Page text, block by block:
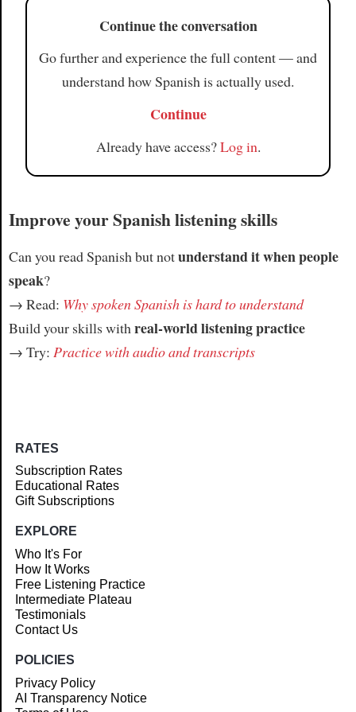
Continue the conversation
Go further and experience the full content — and
understand how Spanish is actually used.
Continue
Already have access?Log in.
Improve your Spanish listening skills
Can you read Spanish but notunderstand it when people
speak?
→ Read: Why spoken Spanish is hard to understand
Build your skills withreal-world listening practice
→ Try: Practice with audio and transcripts
RATES
Subscription Rates
Educational Rates
Gift Subscriptions
EXPLORE
Who It's For
How It Works
Free Listening Practice
Intermediate Plateau
Testimonials
Contact Us
POLICIES
Privacy Policy
AI Transparency Notice